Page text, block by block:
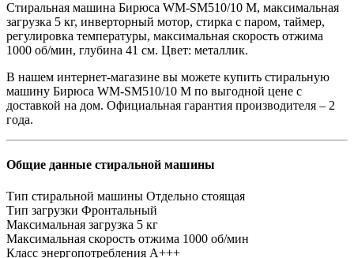
Стиральная машина Бирюса WM-SM510/10 M, максимальная
загрузка 5 кг, инверторный мотор, стирка с паром, таймер,
регулировка температуры, максимальная скорость отжима
1000 об/мин, глубина 41 см. Цвет: металлик.
В нашем интернет-магазине вы можете купить стиральную
машину Бирюса WM-SM510/10 M по выгодной цене с
доставкой на дом. Официальная гарантия производителя – 2
года.
Общие данные стиральной машины
Тип стиральной машины Отдельно стоящая
Тип загрузки Фронтальный
Максимальная загрузка 5 кг
Максимальная скорость отжима 1000 об/мин
Класс энергопотребления A+++